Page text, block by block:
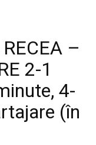
–
2-1
4-
(în